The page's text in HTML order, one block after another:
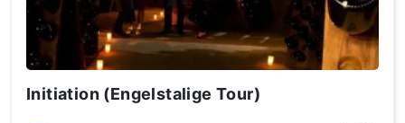
Initiation (Engelstalige Tour)